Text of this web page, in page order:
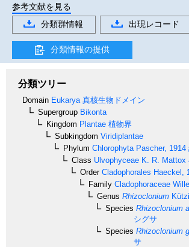
参考文献を見る
分類群情報
出現レコード
分類情報の提供
分類ツリー
Domain Eukarya 真核生物ドメイン
Supergroup Bikonta
Kingdom Plantae 植物界
Subkingdom Viridiplantae
Phylum Chlorophyta Pascher, 1914
Class Ulvophyceae K. R. Mattox
OrderCladophorales Haeckel,
Family Cladophoraceae
Genus Rhizoclonium
Species Rhizoclonium
シグサ
Species Rhizoclonium
サ